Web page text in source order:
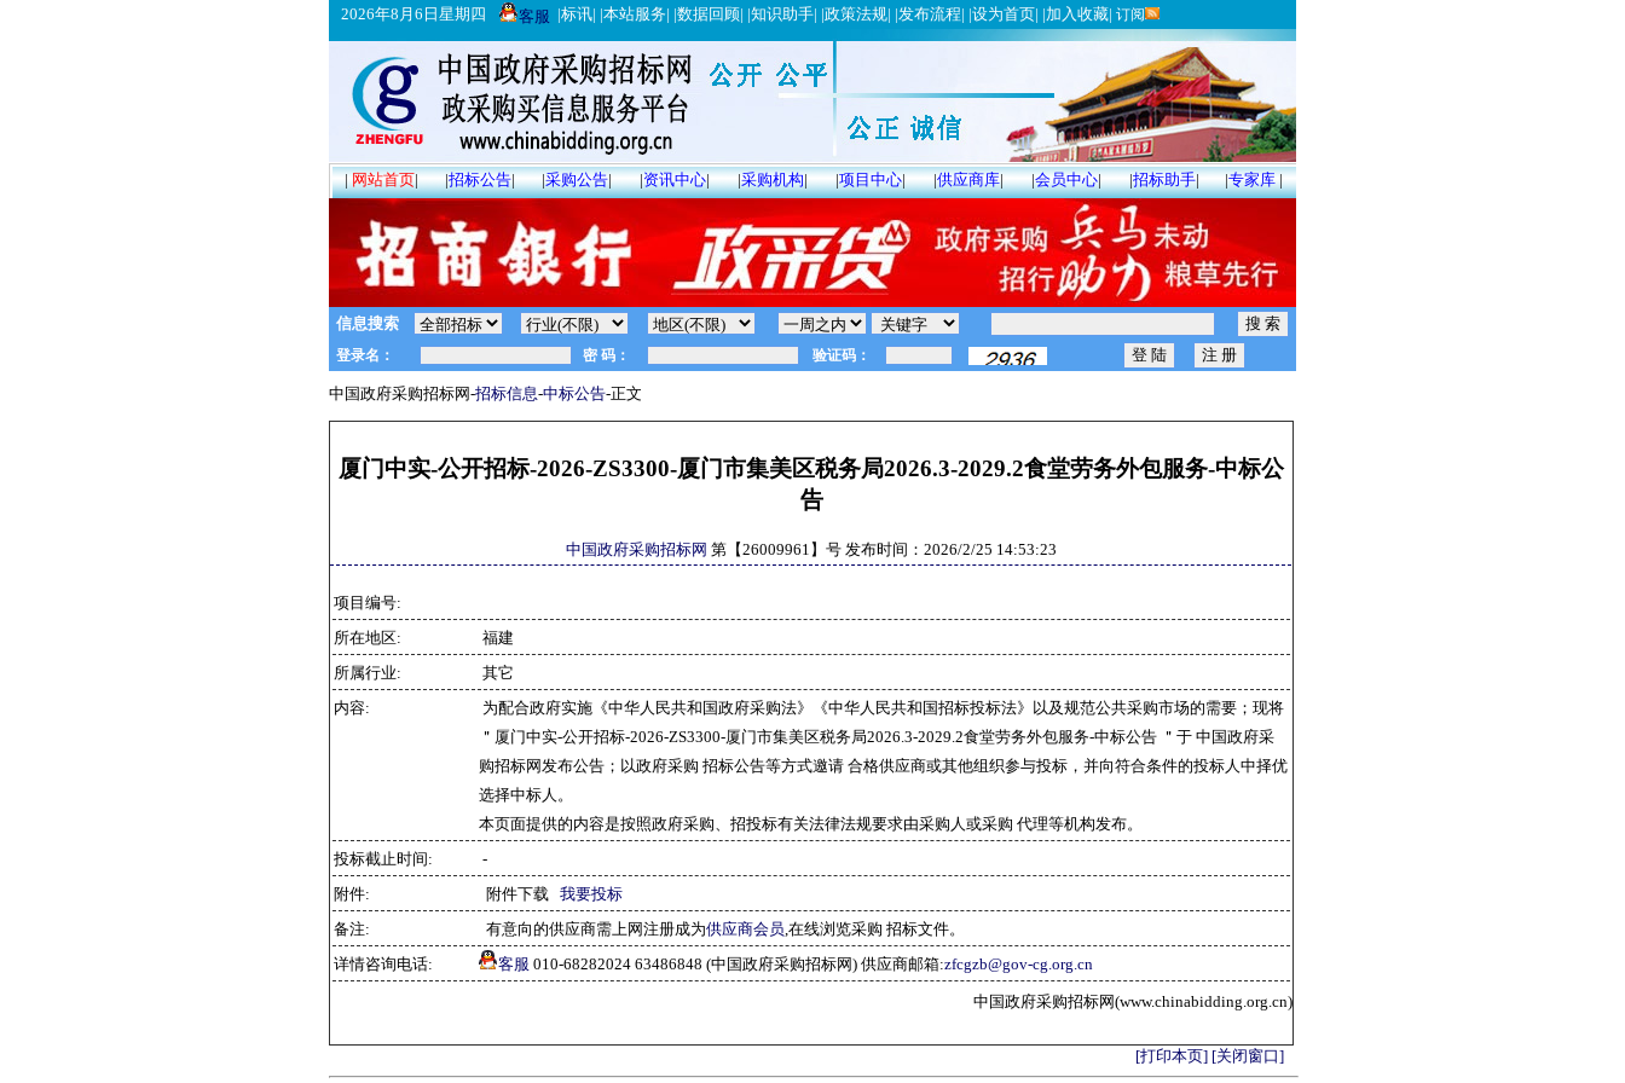
2026年8月6日星期四 客服 |标讯| |本站服务| |数据回顾| |知识助手| |政策法规| |发布流程| |设为首页| |加入收藏| 订阅
|网站首页| |招标公告| |采购公告| |资讯中心| |采购机构| |项目中心| |供应商库| |会员中心| |招标助手| |专家库|
信息搜索
中国政府采购招标网-招标信息-中标公告-正文
厦门中实-公开招标-2026-ZS3300-厦门市集美区税务局2026.3-2029.2食堂劳务外包服务-中标公
告
中国政府采购招标网 第【26009961 】号 发布时间： 2026/2/25 14:53:23
项目编号:
所在地区:
福建
所属行业:
其它
内容:
为配合政府实施《中华人民共和国政府采购法》《中华人民共和国招标投标法》以及规范公共采购市场的需要；现将
＂厦门中实-公开招标-2026-ZS3300-厦门市集美区税务局2026.3-2029.2食堂劳务外包服务-中标公告 ＂于 中国政府采
购招标网发布公告；以政府采购 招标公告等方式邀请 合格供应商或其他组织参与投标，并向符合条件的投标人中择优
选择中标人。
本页面提供的内容是按照政府采购、招投标有关法律法规要求由采购人或采购 代理等机构发布。
投标截止时间:
-
附件:
附件下载 我要投标
备注:
有意向的供应商需上网注册成为供应商会员,在线浏览采购 招标文件。
详情咨询电话:
客服 010-68282024 63486848 (中国政府采购招标网) 供应商邮箱:zfcgzb@gov-cg.org.cn
中国政府采购招标网(www.chinabidding.org.cn)
[打印本页] [关闭窗口]